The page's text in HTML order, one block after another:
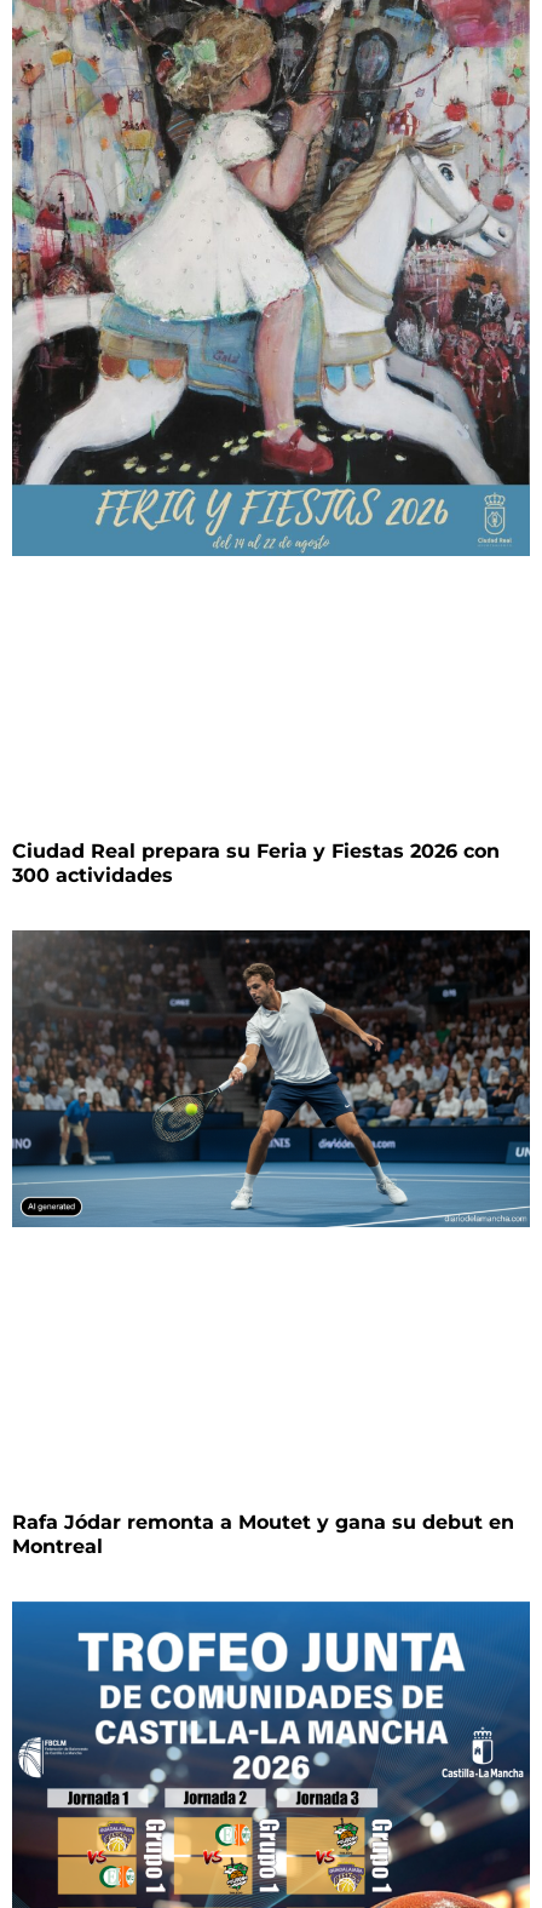
Ciudad Real prepara su Feria y Fiestas 2026 con
300 actividades
Rafa Jódar remonta a Moutet y gana su debut en
Montreal